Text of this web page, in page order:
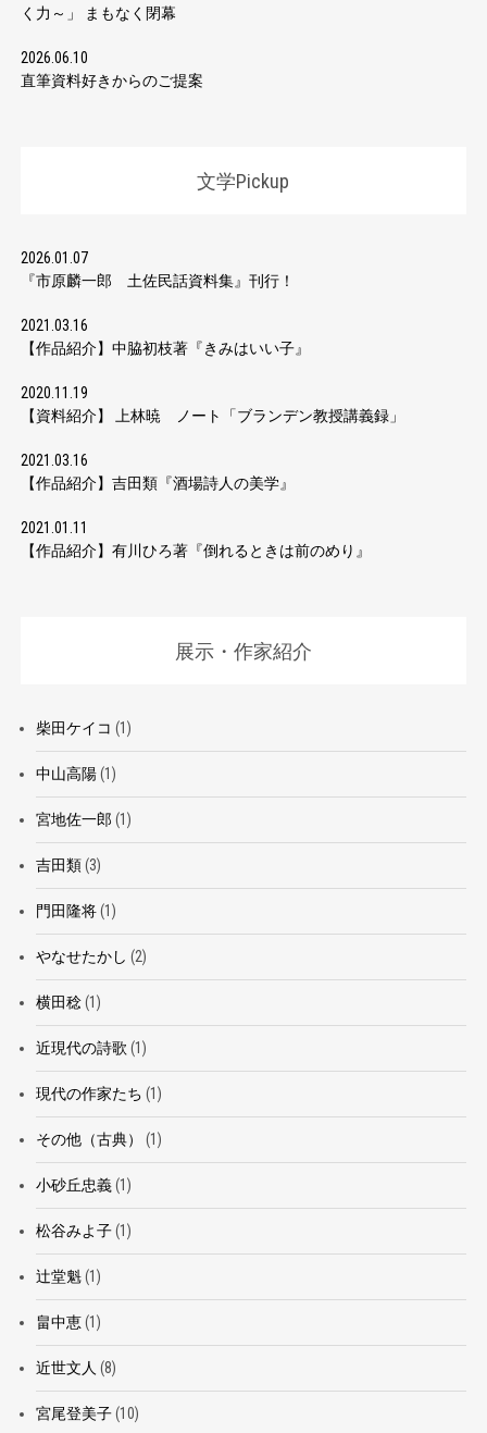
く力～」 まもなく閉幕
2026.06.10
直筆資料好きからのご提案
文学Pickup
2026.01.07
『市原麟一郎 土佐民話資料集』刊行！
2021.03.16
【作品紹介】中脇初枝著『きみはいい子』
2020.11.19
【資料紹介】 上林暁 ノート「ブランデン教授講義録」
2021.03.16
【作品紹介】吉田類『酒場詩人の美学』
2021.01.11
【作品紹介】有川ひろ著『倒れるときは前のめり』
展示・作家紹介
柴田ケイコ (1)
中山高陽(1)
宮地佐一郎 (1)
吉田類(3)
門田隆将(1)
やなせたかし (2)
横田稔(1)
近現代の詩歌 (1)
現代の作家たち (1)
その他（古典） (1)
小砂丘忠義(1)
松谷みよ子(1)
辻堂魁(1)
畠中恵(1)
近世文人 (8)
宮尾登美子(10)